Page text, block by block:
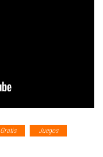
Gratis
Juegos